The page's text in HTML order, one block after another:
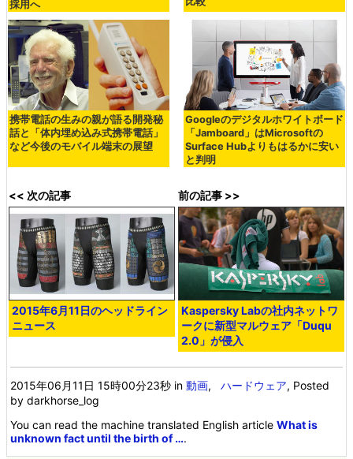
採用へ
携帯電話の生みの親が語る開発秘
話と「体内埋め込み式携帯電話」
など今後のモバイル端末の展望
Googleのデジタルホワイトボード
「Jamboard」はMicrosoftの
Surface Hubよりもはるかに安い
と判明
<< 次の記事
2015年6月11日のヘッドライン
ニュース
前の記事 >>
Kaspersky Labの社内ネットワ
ークに新型マルウェア「Duqu
2.0」が侵入
2015年06月11日 15時00分23秒 in動画,ハードウェア, Posted
by darkhorse_log
You can read the machine translated English articleWhat is
unknown fact until the birth of ….